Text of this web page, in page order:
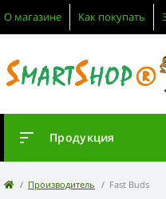
О магазине Как покупать
Продукция
Производитель Fast Buds